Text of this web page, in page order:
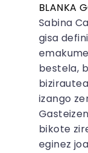
BLANKA
Sabina
gisa
bestela,
izango
bikote
eginez